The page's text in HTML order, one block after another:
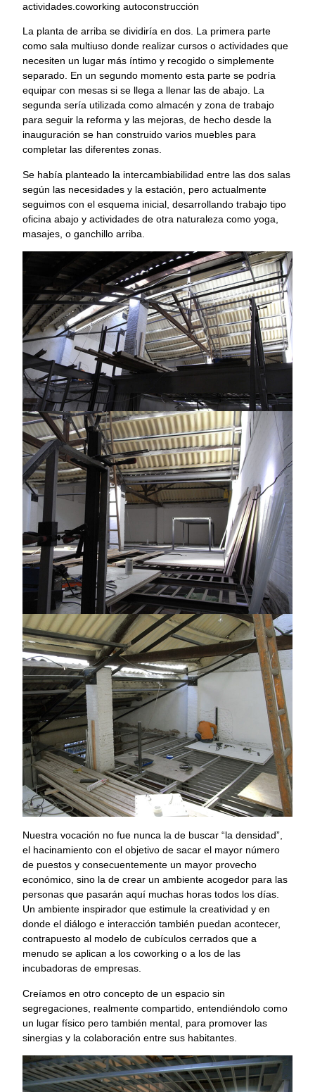
actividades.coworking autoconstrucción
La planta de arriba se dividiría en dos. La primera parte
como sala multiuso donde realizar cursos o actividades que
necesiten un lugar más íntimo y recogido o simplemente
separado. En un segundo momento esta parte se podría
equipar con mesas si se llega a llenar las de abajo. La
segunda sería utilizada como almacén y zona de trabajo
para seguir la reforma y las mejoras, de hecho desde la
inauguración se han construido varios muebles para
completar las diferentes zonas.
Se había planteado la intercambiabilidad entre las dos salas
según las necesidades y la estación, pero actualmente
seguimos con el esquema inicial, desarrollando trabajo tipo
oficina abajo y actividades de otra naturaleza como yoga,
masajes, o ganchillo arriba.
Nuestra vocación no fue nunca la de buscar “la densidad”,
el hacinamiento con el objetivo de sacar el mayor número
de puestos y consecuentemente un mayor provecho
económico, sino la de crear un ambiente acogedor para las
personas que pasarán aquí muchas horas todos los días.
Un ambiente inspirador que estimule la creatividad y en
donde el diálogo e interacción también puedan acontecer,
contrapuesto al modelo de cubículos cerrados que a
menudo se aplican a los coworking o a los de las
incubadoras de empresas.
Creíamos en otro concepto de un espacio sin
segregaciones, realmente compartido, entendiéndolo como
un lugar físico pero también mental, para promover las
sinergias y la colaboración entre sus habitantes.